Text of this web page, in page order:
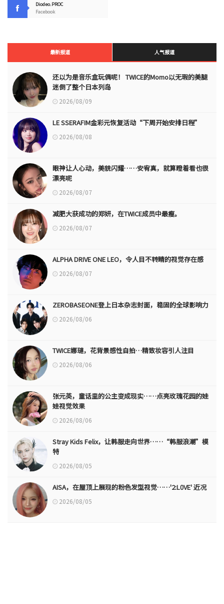
Diodeo.PROC
Facebook
最新报道 人气报道
还以为是音乐盒玩偶呢！ TWICE的Momo以无瑕的美腿
迷倒了整个日本列岛
2026/08/09
LE SSERAFIM金彩元恢复活动“下周开始安排日程”
2026/08/08
眼神让人心动，美貌闪耀……安宥真，就算瞪着看也很
漂亮呢
2026/08/07
减肥大获成功的郑妍，在TWICE成员中最瘦。
2026/08/07
ALPHA DRIVE ONE LEO，令人目不转睛的视觉存在感
2026/08/07
ZEROBASEONE登上日本杂志封面，稳固的全球影响力
2026/08/06
TWICE娜璉，花背景感性自拍…精致妆容引人注目
2026/08/06
张元英，童话里的公主变成现实……点亮玫瑰花园的娃
娃视觉效果
2026/08/06
Stray Kids Felix，让韩服走向世界……“韩服浪潮”模
特
2026/08/05
AISA，在屋顶上展现的粉色发型视觉……'2:L0VE' 近况
2026/08/05